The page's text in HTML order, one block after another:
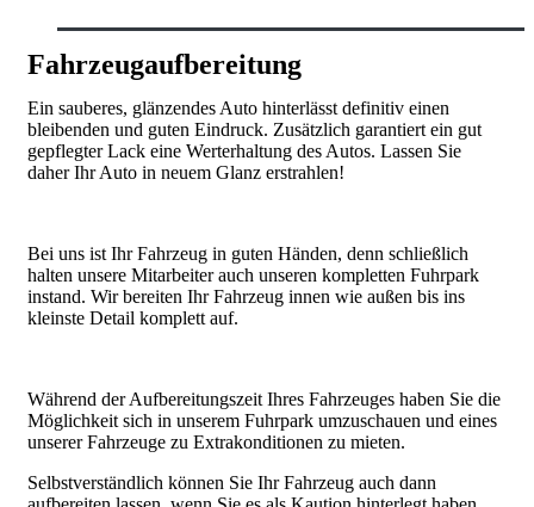
Fahrzeugaufbereitung
Ein sauberes, glänzendes Auto hinterlässt definitiv einen
bleibenden und guten Eindruck. Zusätzlich garantiert ein gut
gepflegter Lack eine Werterhaltung des Autos. Lassen Sie
daher Ihr Auto in neuem Glanz erstrahlen!
Bei uns ist Ihr Fahrzeug in guten Händen, denn schließlich
halten unsere Mitarbeiter auch unseren kompletten Fuhrpark
instand. Wir bereiten Ihr Fahrzeug innen wie außen bis ins
kleinste Detail komplett auf.
Während der Aufbereitungszeit Ihres Fahrzeuges haben Sie die
Möglichkeit sich in unserem Fuhrpark umzuschauen und eines
unserer Fahrzeuge zu Extrakonditionen zu mieten.
Selbstverständlich können Sie Ihr Fahrzeug auch dann